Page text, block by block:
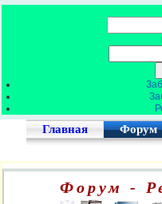
Главная Форум
Форум -